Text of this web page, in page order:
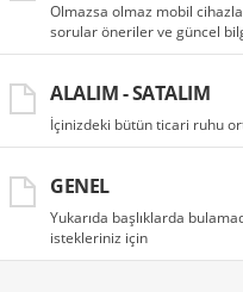
Olmazsa olmaz mobil
sorular öneriler ve güncel
ALALIM - SATALIM
İçinizdeki bütün ticari ruhu
GENEL
Yukarıda başlıklarda
istekleriniz için